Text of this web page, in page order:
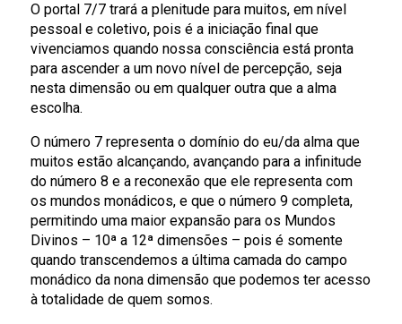
O portal 7/7 trará a plenitude para muitos, em nível
pessoal e coletivo, pois é a iniciação final que
vivenciamos quando nossa consciência está pronta
para ascender a um novo nível de percepção, seja
nesta dimensão ou em qualquer outra que a alma
escolha.
O número 7 representa o domínio do eu/da alma que
muitos estão alcançando, avançando para a infinitude
do número 8 e a reconexão que ele representa com
os mundos monádicos, e que o número 9 completa,
permitindo uma maior expansão para os Mundos
Divinos – 10ª a 12ª dimensões – pois é somente
quando transcendemos a última camada do campo
monádico da nona dimensão que podemos ter acesso
à totalidade de quem somos.